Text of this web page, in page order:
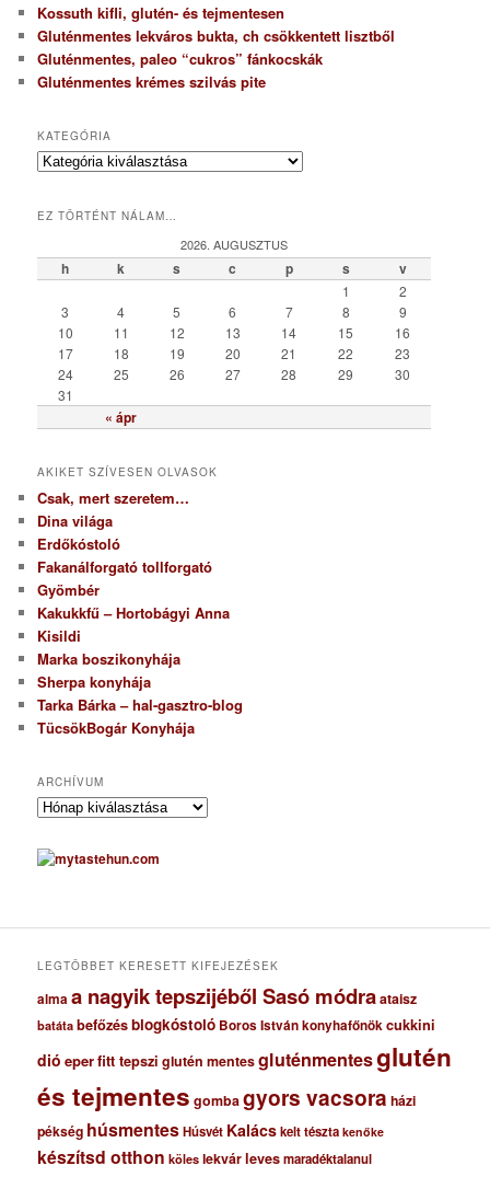
Kossuth kifli, glutén- és tejmentesen
Gluténmentes lekváros bukta, ch csökkentett lisztből
Gluténmentes, paleo “cukros” fánkocskák
Gluténmentes krémes szilvás pite
KATEGÓRIA
K
e
ó
r
EZ TÖRTÉNT NÁLAM…
2026. AUGUSZTUS
h k s c p s v
« ápr
1
2
3
4 5 6 7 8
9
10
11 12 13 14 15
16
17
18 19 20 21 22
23
24
25 26 27 28 29
30
31
AKIKET SZÍVESEN OLVASOK
Csak, mert szeretem…
Dina világa
Erdőkóstoló
Fakanálforgató tollforgató
Gyömbér
Kakukkfű – Hortobágyi Anna
Kisildi
Marka boszikonyhája
Sherpa konyhája
Tarka Bárka – hal-gasztro-blog
TücsökBogár Konyhája
ARCHÍVUM
A
c
h
u
LEGTÖBBET KERESETT KIFEJEZÉSEK
almaa nagyik tepszijéből Sasó módraataisz
batáta befőzésblogkóstoló Boros István konyhafőnökcukkini
dió eperfitt tepszi glutén mentesgluténmentesglutén
és tejmentes gombagyors vacsora házi
pékség húsmentesHúsvét Kalácskelt tészta kenőke
készítsd otthon köles lekvárlevesmaradéktalanul